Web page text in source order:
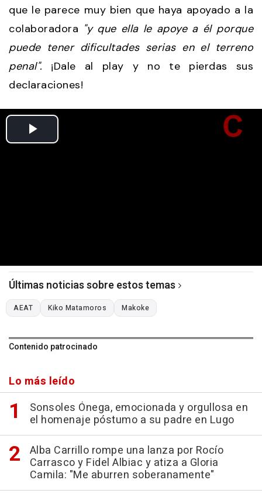
que le parece muy bien que haya apoyado a la
colaboradora "y que ella le apoye a él porque
puede tener dificultades serias en el terreno
penal". ¡Dale al play y no te pierdas sus
declaraciones!
Últimas noticias sobre estos temas
AEAT Kiko Matamoros Makoke
Contenido patrocinado
Lo más leído
Sonsoles Ónega, emocionada y orgullosa en
el homenaje póstumo a su padre en Lugo
Alba Carrillo rompe una lanza por Rocío
Carrasco y Fidel Albiac y atiza a Gloria
Camila: "Me aburren soberanamente"